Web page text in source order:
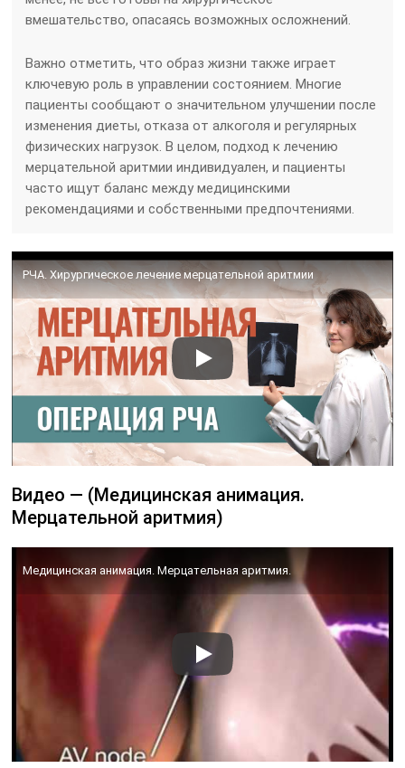
вмешательство, опасаясь возможных осложнений.
Важно отметить, что образ жизни также играет
ключевую роль в управлении состоянием. Многие
пациенты сообщают о значительном улучшении после
изменения диеты, отказа от алкоголя и регулярных
физических нагрузок. В целом, подход к лечению
мерцательной аритмии индивидуален, и пациенты
часто ищут баланс между медицинскими
рекомендациями и собственными предпочтениями.
РЧА. Хирургическое лечение мерцательной аритмии
Видео — (Медицинская анимация.
Мерцательной аритмия)
Медицинская анимация. Мерцательная аритмия.